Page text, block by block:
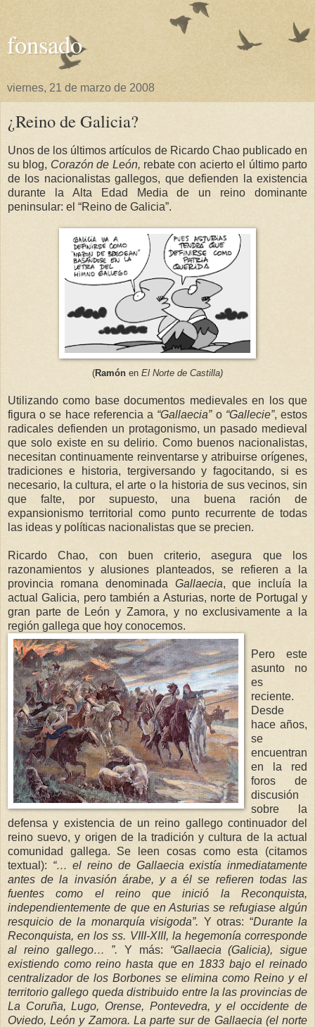
fonsado
viernes, 21 de marzo de 2008
¿Reino de Galicia?
Unos de los últimos artículos de Ricardo Chao publicado en
su blog, Corazón de León, rebate con acierto el último parto
de los nacionalistas gallegos, que defienden la existencia
durante
la Alta Edad Media de un reino dominante
peninsular: el “Reino de Galicia”.
(Ramón en El Norte de Castilla)
Utilizando como base documentos medievales en los que
figura o se hace referencia a “Gallaecia”o “Gallecie”, estos
radicales defienden un protagonismo, un pasado medieval
que solo existe en su delirio. Como buenos nacionalistas,
necesitan continuamente reinventarse y atribuirse orígenes,
tradiciones e historia, tergiversando y fagocitando, si es
necesario, la cultura, el arte o la historia de sus vecinos, sin
que falte, por supuesto, una buena ración de
expansionismo territorial como punto recurrente de todas
las ideas y políticas nacionalistas que se precien.
Ricardo Chao, con buen criterio, asegura que los
razonamientos y alusiones planteados, se refieren a la
provincia romana denominada Gallaecia, que incluía la
actual Galicia, pero también a Asturias, norte de Portugal y
gran parte de León y Zamora, y no exclusivamente a la
región gallega que hoy conocemos.
Pero este
asunto no
es
reciente.
Desde
hace años,
se
encuentran
en la red
foros de
discusión
sobre la
defensa y existencia de un reino gallego continuador del
reino suevo, y origen de la tradición y cultura de la actual
comunidad gallega. Se leen cosas como esta (citamos
textual): “… el reino de Gallaecia existía inmediatamente
antes de la invasión árabe, y a él se refieren todas las
fuentes como el reino que inició la Reconquista,
independientemente de que en Asturias se refugiase algún
resquicio de la monarquía visigoda”. Y otras: “Durante la
Reconquista, en los ss. VIII-XIII, la hegemonía corresponde
al reino gallego… ”. Y más: “Gallaecia (Galicia), sigue
existiendo como reino hasta que en 1833 bajo el reinado
centralizador de los Borbones se elimina como Reino y el
territorio gallego queda distribuido entre la las provincias de
La Coruña, Lugo, Orense, Pontevedra, y el occidente de
Oviedo, León y Zamora. La parte sur de Gallaecia (el norte